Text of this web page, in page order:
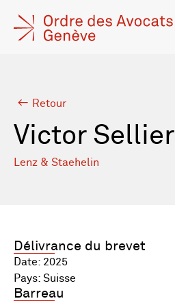
Retour
Victor Sellier
Lenz & Staehelin
Délivrance du brevet
Date: 2025
Pays: Suisse
Barreau